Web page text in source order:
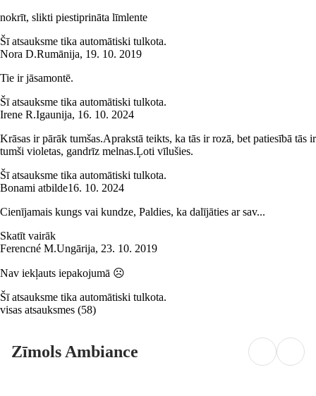
nokrīt, slikti piestiprināta līmlente
Šī atsauksme tika automātiski tulkota.
Nora D.Rumānija, 19. 10. 2019
Tie ir jāsamontē.
Šī atsauksme tika automātiski tulkota.
Irene R.Igaunija, 16. 10. 2024
Krāsas ir pārāk tumšas.Aprakstā teikts, ka tās ir rozā, bet patiesībā tās ir
tumši violetas, gandrīz melnas.Ļoti vīlušies.
Šī atsauksme tika automātiski tulkota.
Bonami atbilde16. 10. 2024
Cienījamais kungs vai kundze, Paldies, ka dalījāties ar sav...
Skatīt vairāk
Ferencné M.Ungārija, 23. 10. 2019
Nav iekļauts iepakojumā ☹️
Šī atsauksme tika automātiski tulkota.
visas atsauksmes (58)
Zīmols Ambiance